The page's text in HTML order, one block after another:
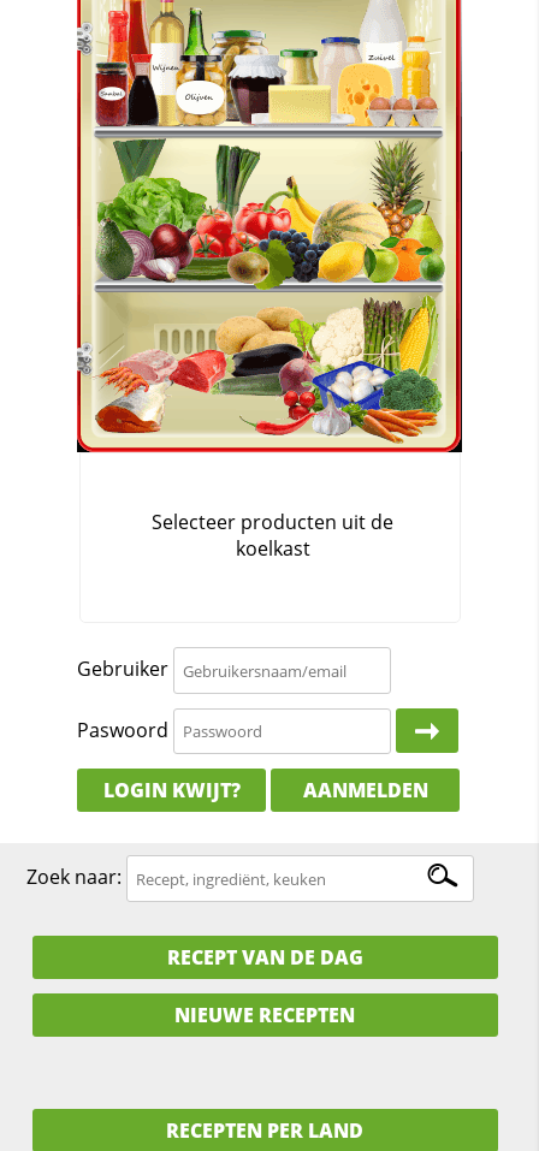
Gebruiker
Paswoord
LOGIN KWIJT? AANMELDEN
Zoek naar:
RECEPT VAN DE DAG
NIEUWE RECEPTEN
RECEPTEN PER LAND